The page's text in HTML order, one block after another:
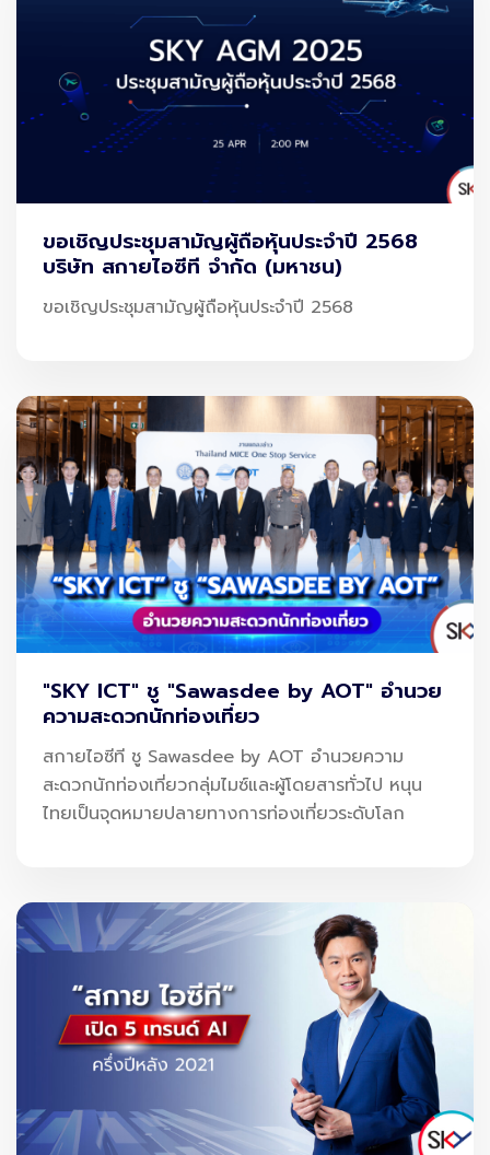
บ้านสไตล์ Home Cafe เป็นอีกไอเดียแต่งบ้านที่หลาย
คนใฝ่ฝัน เริ่มจากมุมห้องรับแขกใช้สีขาวเป็นโทนสีหลัก
ให้กับเฟอร์นิเจอร์ชิ้นใหญ่ ๆ เช่น ผ้าม่าน โซฟา และ
พรม ตัดด้วยสี Earth Tone เข้าไปนิดหน่อย ช่วยให้
วางทีวีเป็นไม้โอ๊ก ติดผ้าม่านสีขาวเพราะอยากได้แสง
ธรรมชาติ มุมครัวก็เน้นโทนสีขาว และวางต้นไม้แต่ง
ตรงเฉลียงเล็ก ๆ เพิ่มความสบายตา
2 . แต่งบ้านสไตล์ Contemporary แสนอบอุ่น
บ้านหลังที่ 2 เน้นอบอุ่น สไตล์ Contemporary คือ
การตกแต่งบ้านแบบร่วมสมัย โดยนำเอาสไตล์การ
ตกแต่งต่างๆ อย่างน้อย 2 รูปแบบมาประยุกต์ให้เข้า
กันได้อย่างลงตัว โดยมิกซ์การใช้งานตั้งแต่ผ้าม่าน
และมู่ลี่ให้มาอยู่ด้วยกันแต่แบ่งโซนการใช้งานแบบลงตัว
ส่วนเฟอร์นิเจอร์ก็เน้นแนวงานไม้เรียบง่ายมาพร้อม
ขอเชิญประชุมสามัญผู้ถือหุ้นประจำปี 2568
บริษัท สกายไอซีที จำกัด (มหาชน)
ขอเชิญประชุมสามัญผู้ถือหุ้นประจำปี 2568
"SKY ICT" ชู "Sawasdee by AOT" อำนวย
ความสะดวกนักท่องเที่ยว
สกายไอซีที ชู Sawasdee by AOT อำนวยความ
สะดวกนักท่องเที่ยวกลุ่มไมซ์และผู้โดยสารทั่วไป หนุน
ไทยเป็นจุดหมายปลายทางการท่องเที่ยวระดับโลก